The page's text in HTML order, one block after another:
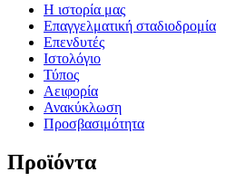
Η ιστορία μας
Επαγγελματική σταδιοδρομία
Επενδυτές
Ιστολόγιο
Τύπος
Αειφορία
Ανακύκλωση
Προσβασιμότητα
Προϊόντα